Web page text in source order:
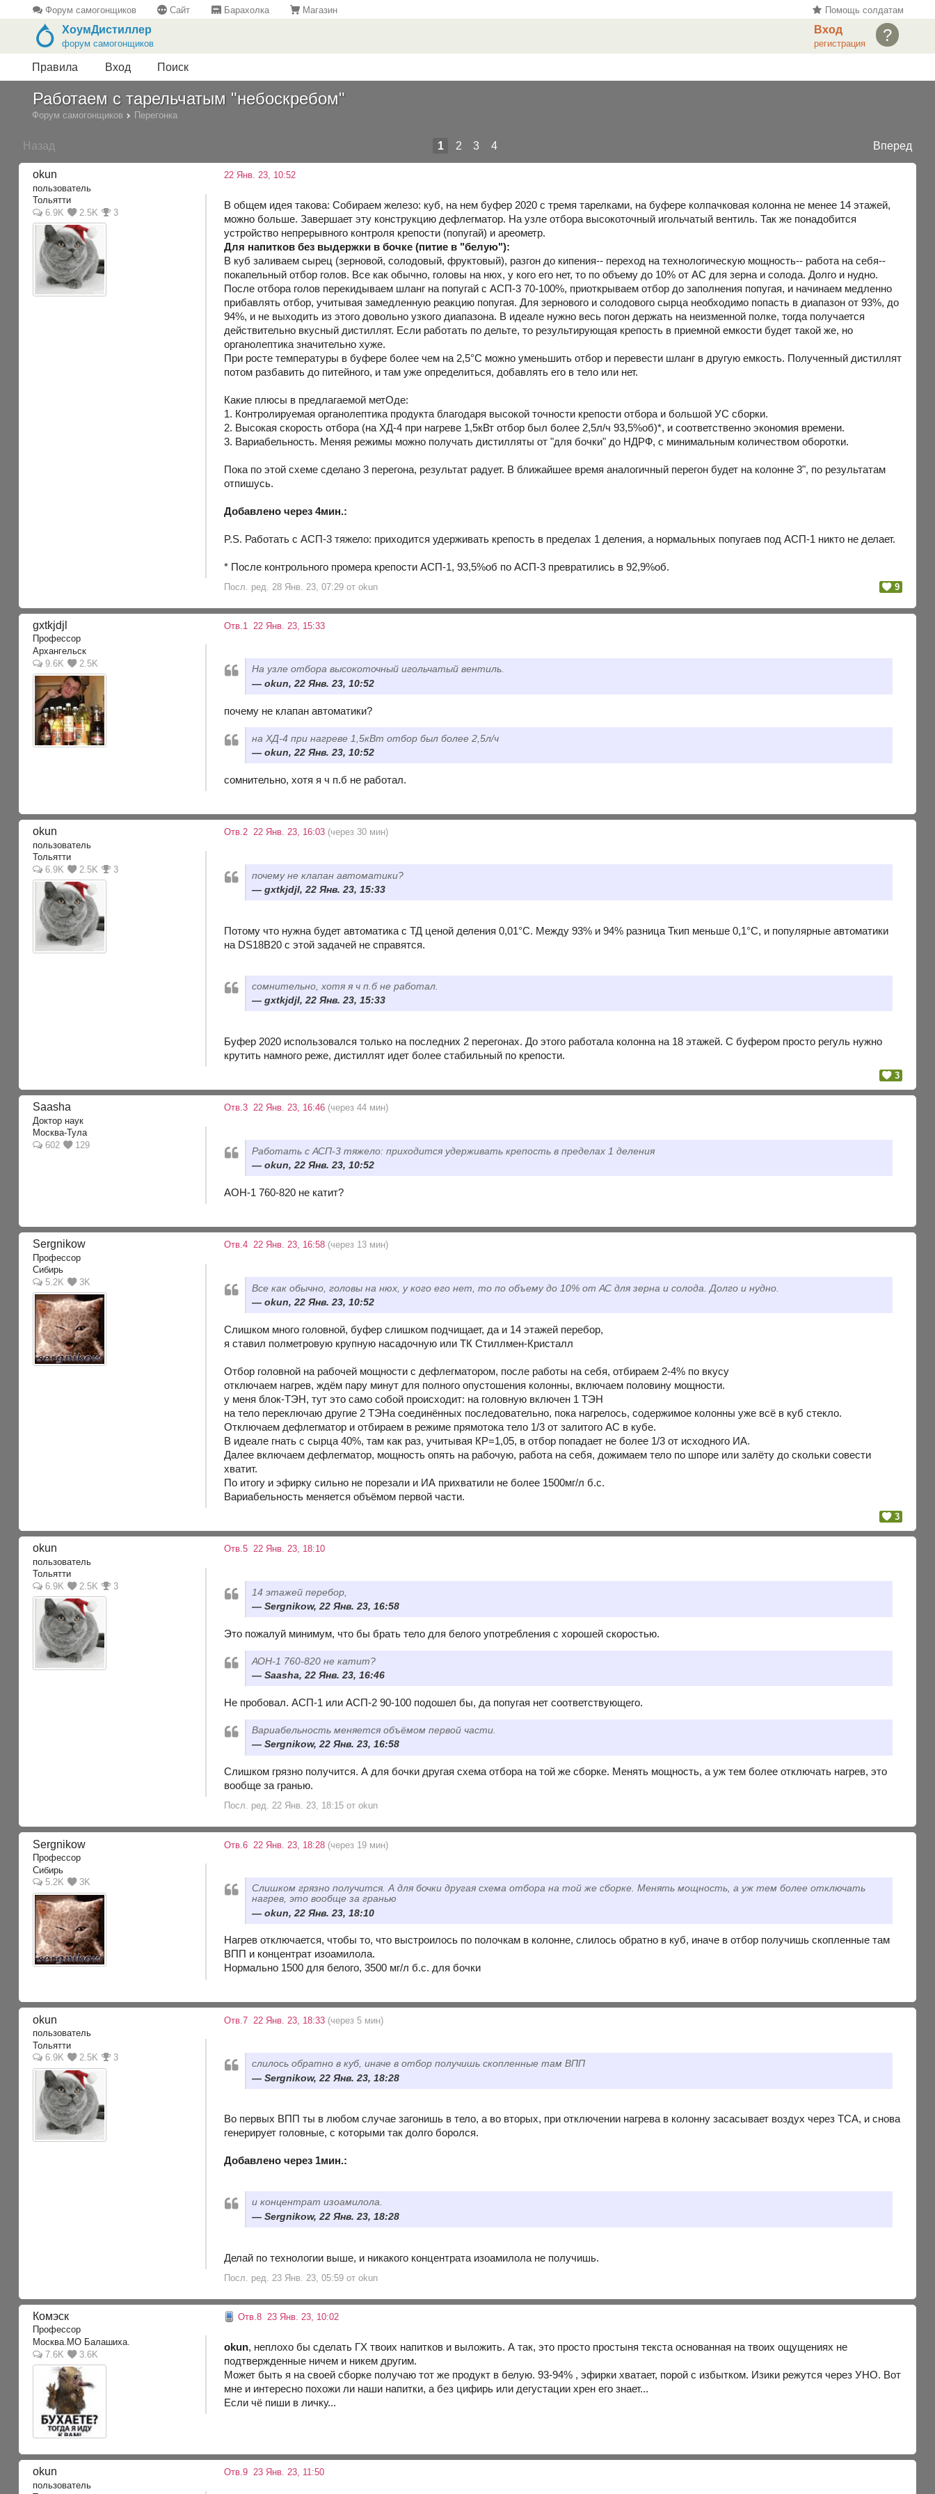
Форум самогонщиков Сайт Барахолка Магазин Помощь солдатам
?
Вход
регистрация
ХоумДистиллер
форум самогонщиков
Правила Вход Поиск
Работаем с тарельчатым "небоскребом"
Форум самогонщиков Перегонка
Назад Вперед
1 2 3 4
okun
пользователь
Тольятти
6.9K
2.5K 3
22 Янв. 23, 10:52
В общем идея такова: Собираем железо: куб, на нем буфер 2020 с тремя тарелками, на буфере колпачковая колонна не менее 14 этажей,
можно больше. Завершает эту конструкцию дефлегматор. На узле отбора высокоточный игольчатый вентиль. Так же понадобится
устройство непрерывного контроля крепости (попугай) и ареометр.
Для напитков без выдержки в бочке (питие в "белую"):
В куб заливаем сырец (зерновой, солодовый, фруктовый), разгон до кипения-- переход на технологическую мощность-- работа на себя--
покапельный отбор голов. Все как обычно, головы на нюх, у кого его нет, то по объему до 10% от АС для зерна и солода. Долго и нудно.
После отбора голов перекидываем шланг на попугай с АСП-3 70-100%, приоткрываем отбор до заполнения попугая, и начинаем медленно
прибавлять отбор, учитывая замедленную реакцию попугая. Для зернового и солодового сырца необходимо попасть в диапазон от 93%, до
94%, и не выходить из этого довольно узкого диапазона. В идеале нужно весь погон держать на неизменной полке, тогда получается
действительно вкусный дистиллят. Если работать по дельте, то результирующая крепость в приемной емкости будет такой же, но
органолептика значительно хуже.
При росте температуры в буфере более чем на 2,5°С можно уменьшить отбор и перевести шланг в другую емкость. Полученный дистиллят
потом разбавить до питейного, и там уже определиться, добавлять его в тело или нет.
Какие плюсы в предлагаемой метОде:
1. Контролируемая органолептика продукта благодаря высокой точности крепости отбора и большой УС сборки.
2. Высокая скорость отбора (на ХД-4 при нагреве 1,5кВт отбор был более 2,5л/ч 93,5%об)*, и соответственно экономия времени.
3. Вариабельность. Меняя режимы можно получать дистилляты от "для бочки" до НДРФ, с минимальным количеством оборотки.
Пока по этой схеме сделано 3 перегона, результат радует. В ближайшее время аналогичный перегон будет на колонне 3", по результатам
отпишусь.
Добавлено через 4мин.:
P.S. Работать с АСП-3 тяжело: приходится удерживать крепость в пределах 1 деления, а нормальных попугаев под АСП-1 никто не делает.
* После контрольного промера крепости АСП-1, 93,5%об по АСП-3 превратились в 92,9%об.
Посл. ред. 28 Янв. 23, 07:29 от okun 9
gxtkjdjl
Профессор
Архангельск
9.6K
2.5K
Отв.1 22 Янв. 23, 15:33
На узле отбора высокоточный игольчатый вентиль.
okun, 22 Янв. 23, 10:52
почему не клапан автоматики?
на ХД-4 при нагреве 1,5кВт отбор был более 2,5л/ч
okun, 22 Янв. 23, 10:52
сомнительно, хотя я ч п.б не работал.
okun
пользователь
Тольятти
6.9K
2.5K 3
Отв.2 22 Янв. 23, 16:03 (через 30 мин)
почему не клапан автоматики?
gxtkjdjl, 22 Янв. 23, 15:33
Потому что нужна будет автоматика с ТД ценой деления 0,01°С. Между 93% и 94% разница Ткип меньше 0,1°С, и популярные автоматики
на DS18B20 с этой задачей не справятся.
сомнительно, хотя я ч п.б не работал.
gxtkjdjl, 22 Янв. 23, 15:33
Буфер 2020 использовался только на последних 2 перегонах. До этого работала колонна на 18 этажей. С буфером просто регуль нужно
крутить намного реже, дистиллят идет более стабильный по крепости.
3
Saasha
Доктор наук
Москва-Тула
602
129
Отв.3 22 Янв. 23, 16:46 (через 44 мин)
Работать с АСП-3 тяжело: приходится удерживать крепость в пределах 1 деления
okun, 22 Янв. 23, 10:52
АОН-1 760-820 не катит?
Sergnikow
Профессор
Сибирь
5.2K
3K
Отв.4 22 Янв. 23, 16:58 (через 13 мин)
Все как обычно, головы на нюх, у кого его нет, то по объему до 10% от АС для зерна и солода. Долго и нудно.
okun, 22 Янв. 23, 10:52
Слишком много головной, буфер слишком подчищает, да и 14 этажей перебор,
я ставил полметровую крупную насадочную или ТК Стиллмен-Кристалл
Отбор головной на рабочей мощности с дефлегматором, после работы на себя, отбираем 2-4% по вкусу
отключаем нагрев, ждём пару минут для полного опустошения колонны, включаем половину мощности.
у меня блок-ТЭН, тут это само собой происходит: на головную включен 1 ТЭН
на тело переключаю другие 2 ТЭНа соединённых последовательно, пока нагрелось, содержимое колонны уже всё в куб стекло.
Отключаем дефлегматор и отбираем в режиме прямотока тело 1/3 от залитого АС в кубе.
В идеале гнать с сырца 40%, там как раз, учитывая КР=1,05, в отбор попадает не более 1/3 от исходного ИА.
Далее включаем дефлегматор, мощность опять на рабочую, работа на себя, дожимаем тело по шпоре или залёту до скольки совести
хватит.
По итогу и эфирку сильно не порезали и ИА прихватили не более 1500мг/л б.с.
Вариабельность меняется объёмом первой части.
3
okun
пользователь
Тольятти
6.9K
2.5K 3
Отв.5 22 Янв. 23, 18:10
14 этажей перебор,
Sergnikow, 22 Янв. 23, 16:58
Это пожалуй минимум, что бы брать тело для белого употребления с хорошей скоростью.
АОН-1 760-820 не катит?
Saasha, 22 Янв. 23, 16:46
Не пробовал. АСП-1 или АСП-2 90-100 подошел бы, да попугая нет соответствующего.
Вариабельность меняется объёмом первой части.
Sergnikow, 22 Янв. 23, 16:58
Слишком грязно получится. А для бочки другая схема отбора на той же сборке. Менять мощность, а уж тем более отключать нагрев, это
вообще за гранью.
Посл. ред. 22 Янв. 23, 18:15 от okun
Sergnikow
Профессор
Сибирь
5.2K
3K
Отв.6 22 Янв. 23, 18:28 (через 19 мин)
Слишком грязно получится. А для бочки другая схема отбора на той же сборке. Менять мощность, а уж тем более отключать
нагрев, это вообще за гранью
okun, 22 Янв. 23, 18:10
Нагрев отключается, чтобы то, что выстроилось по полочкам в колонне, слилось обратно в куб, иначе в отбор получишь скопленные там
ВПП и концентрат изоамилола.
Нормально 1500 для белого, 3500 мг/л б.с. для бочки
okun
пользователь
Тольятти
6.9K
2.5K 3
Отв.7 22 Янв. 23, 18:33 (через 5 мин)
слилось обратно в куб, иначе в отбор получишь скопленные там ВПП
Sergnikow, 22 Янв. 23, 18:28
Во первых ВПП ты в любом случае загонишь в тело, а во вторых, при отключении нагрева в колонну засасывает воздух через ТСА, и снова
генерирует головные, с которыми так долго боролся.
Добавлено через 1мин.:
и концентрат изоамилола.
Sergnikow, 22 Янв. 23, 18:28
Делай по технологии выше, и никакого концентрата изоамилола не получишь.
Посл. ред. 23 Янв. 23, 05:59 от okun
Комэск
Профессор
Москва.МО Балашиха.
7.6K
3.6K
Отв.8 23 Янв. 23, 10:02
okun, неплохо бы сделать ГХ твоих напитков и выложить. А так, это просто простыня текста основанная на твоих ощущениях не
подтвержденные ничем и никем другим.
Может быть я на своей сборке получаю тот же продукт в белую. 93-94% , эфирки хватает, порой с избытком. Изики режутся через УНО. Вот
мне и интересно похожи ли наши напитки, а без цифирь или дегустации хрен его знает...
Если чё пиши в личку...
okun
пользователь
Отв.9 23 Янв. 23, 11:50